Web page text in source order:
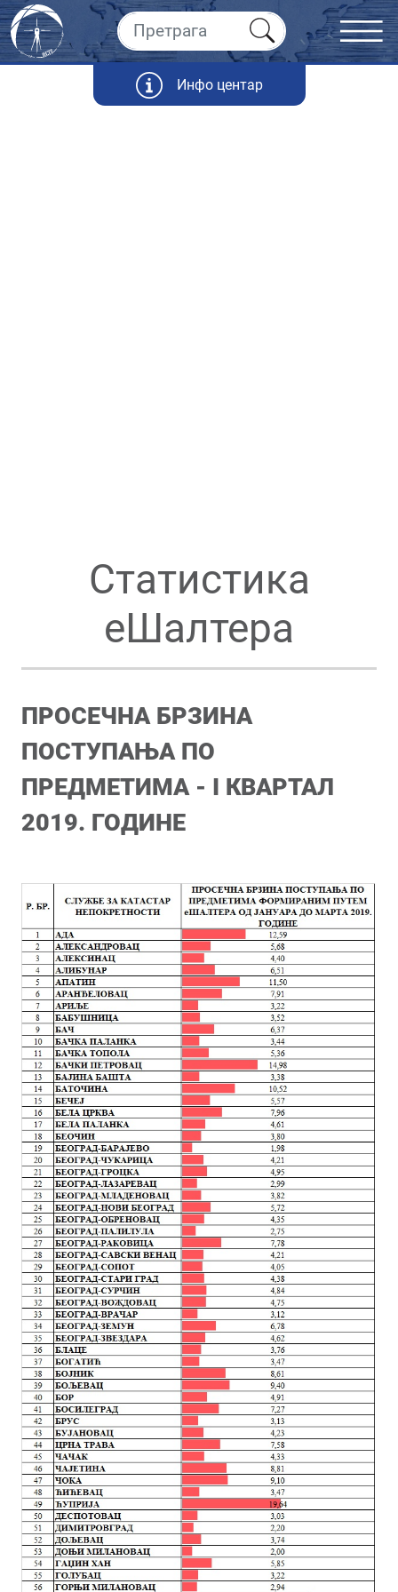
Инфо центар
Статистика
еШалтера
ПРОСЕЧНА БРЗИНА
ПОСТУПАЊА ПО
ПРЕДМЕТИМА - I КВАРТАЛ
2019. ГОДИНЕ